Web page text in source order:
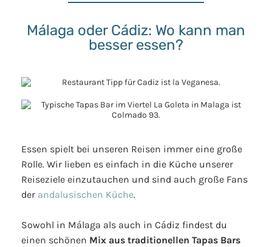
Málaga oder Cádiz: Wo kann man
besser essen?
Essen spielt bei unseren Reisen immer eine große
Rolle. Wir lieben es einfach in die Küche unserer
Reiseziele einzutauchen und sind auch große Fans
der andalusischen Küche.
Sowohl in Málaga als auch in Cádiz findest du
einen schönen Mix aus traditionellen Tapas Bars